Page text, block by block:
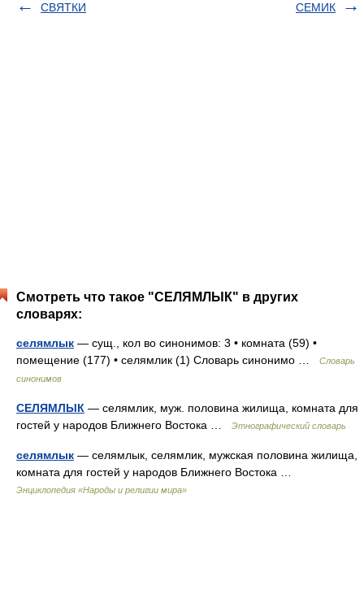
СВЯТКИ СЕМИК
Смотреть что такое "СЕЛЯМЛЫК" в других
словарях:
селямлык — сущ., кол во синонимов: 3 • комната (59) •
помещение (177) • селямлик (1) Словарь синонимо …
Словарь
синонимов
СЕЛЯМЛЫК — селямлик, муж. половина жилища, комната для
гостей у народов Ближнего Востока …
Этнографический словарь
селямлык — селямлык, селямлик, мужская половина жилища,
комната для гостей у народов Ближнего Востока …
Энциклопедия «Народы и религии мира»